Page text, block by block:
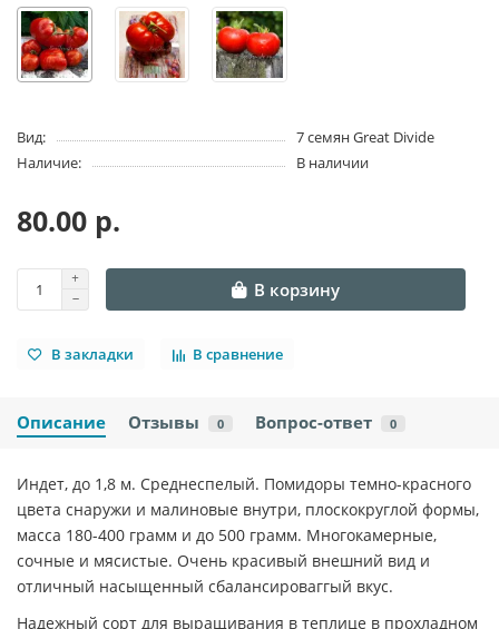
Вид:
7 семян Great Divide
Наличие:
В наличии
80.00 р.
В корзину
В закладки В сравнение
Описание Отзывы 0 Вопрос-ответ 0
Индет, до 1,8 м. Среднеспелый. Помидоры темно-красного
цвета снаружи и малиновые внутри, плоскокруглой формы,
масса 180-400 грамм и до 500 грамм. Многокамерные,
сочные и мясистые. Очень красивый внешний вид и
отличный насыщенный сбалансироваггый вкус.
Надежный сорт для выращивания в теплице в прохладном